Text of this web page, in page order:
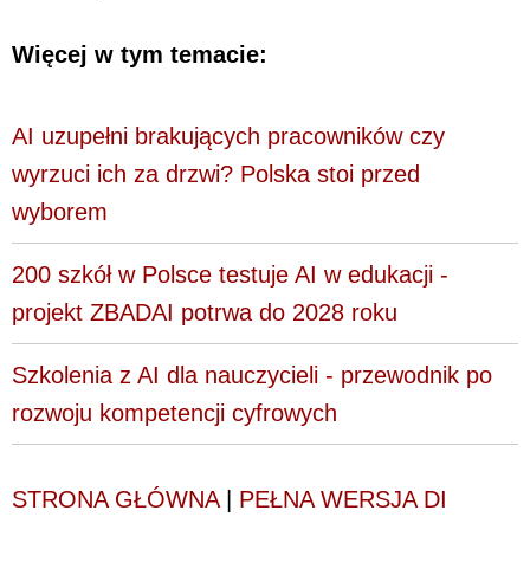
Więcej w tym temacie:
AI uzupełni brakujących pracowników czy
wyrzuci ich za drzwi? Polska stoi przed
wyborem
200 szkół w Polsce testuje AI w edukacji -
projekt ZBADAI potrwa do 2028 roku
Szkolenia z AI dla nauczycieli - przewodnik po
rozwoju kompetencji cyfrowych
STRONA GŁÓWNA| PEŁNA WERSJA DI